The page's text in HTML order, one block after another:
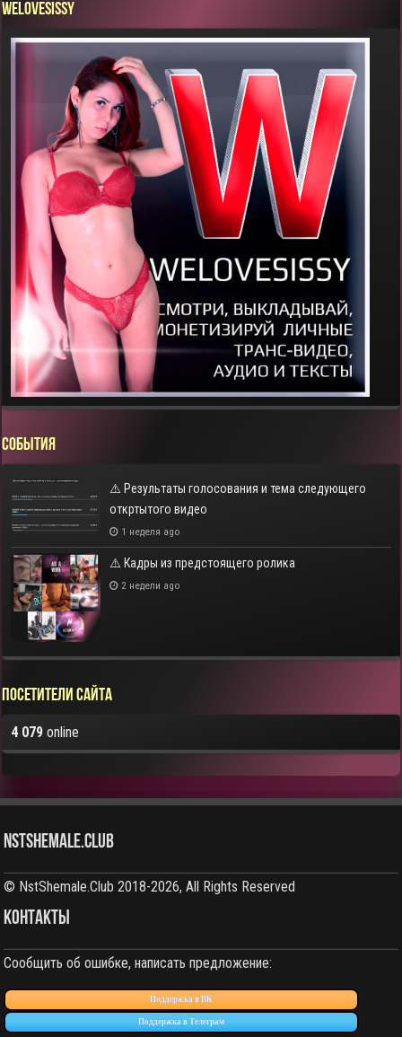
WELOVESISSY
СОБЫТИЯ
⚠️ Результаты голосования и тема следующего
откртытого видео
1 неделя ago
⚠️ Кадры из предстоящего ролика
2 недели ago
Посетители сайта
4 079 online
NstShemale.Club
© NstShemale.Club 2018-2026, All Rights Reserved
КОНТАКТЫ
Сообщить об ошибке, написать предложение:
Поддержка в ВК
Поддержка в Телеграм